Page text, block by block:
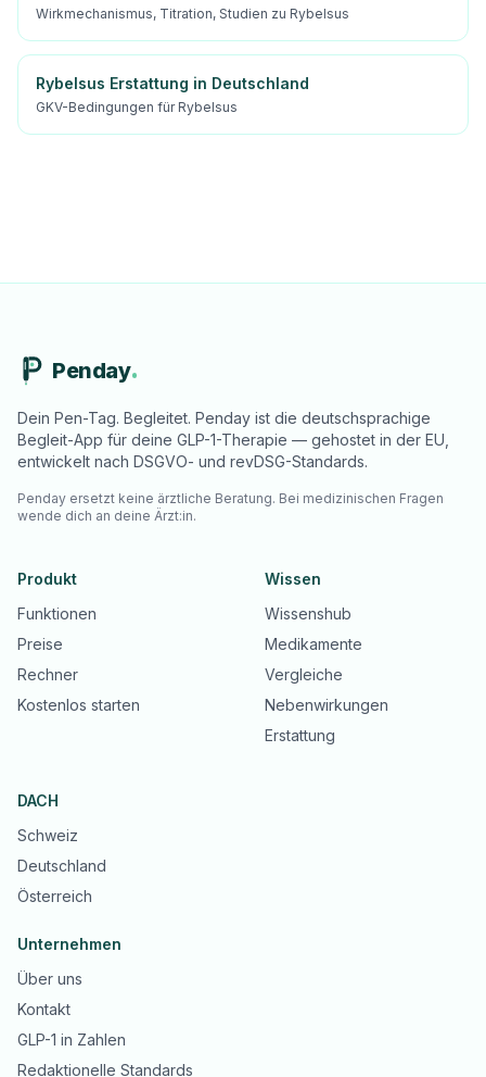
Wirkmechanismus, Titration, Studien zu Rybelsus
Rybelsus Erstattung in Deutschland
GKV-Bedingungen für Rybelsus
Penday
Dein Pen-Tag. Begleitet. Penday ist die deutschsprachige
Begleit-App für deine GLP-1-Therapie — gehostet in der EU,
entwickelt nach DSGVO- und revDSG-Standards.
Penday ersetzt keine ärztliche Beratung. Bei medizinischen Fragen
wende dich an deine Ärzt:in.
Produkt
Funktionen
Preise
Rechner
Kostenlos starten
Wissen
Wissenshub
Medikamente
Vergleiche
Nebenwirkungen
Erstattung
DACH
Schweiz
Deutschland
Österreich
Unternehmen
Über uns
Kontakt
GLP-1 in Zahlen
Redaktionelle Standards